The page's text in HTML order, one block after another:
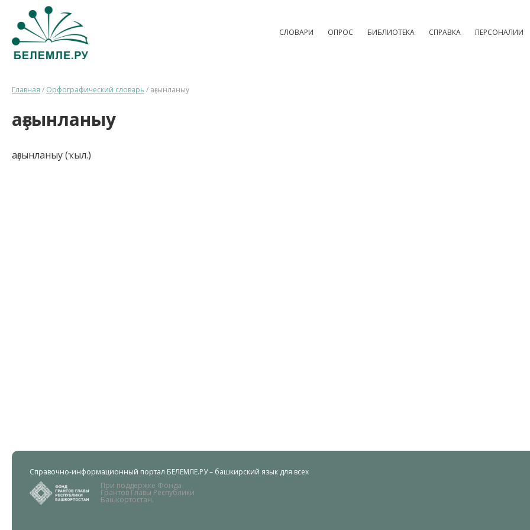
СЛОВАРИ ОПРОС БИБЛИОТЕКА СПРАВКА ПЕРСОНАЛИИ
Главная / Орфографический словарь / аҙғынланыу
аҙғынланыу
аҙғынланыу (ҡыл.)
Справочно-информационный портал БЕЛЕМЛЕ.РУ – башкирский язык для всех
При поддержке Фонда
Грантов Главы Республики
Башкортостан.